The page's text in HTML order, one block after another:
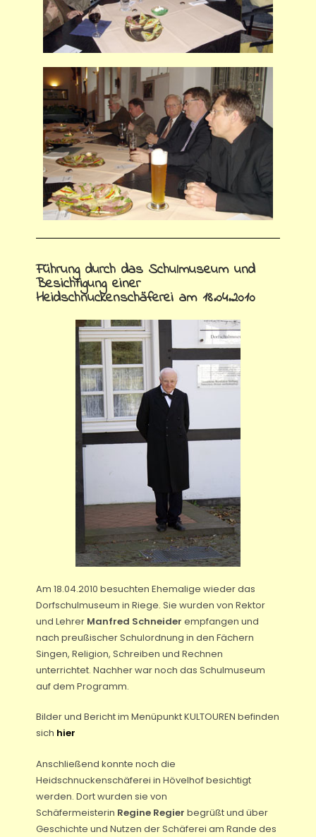
Führung durch das Schulmuseum und
Besichtigung einer
Heidschnuckenschäferei am 18.04.2010
Am 18.04.2010 besuchten Ehemalige wieder das
Dorfschulmuseum in Riege. Sie wurden von Rektor
und Lehrer Manfred Schneider empfangen und
nach preußischer Schulordnung in den Fächern
Singen, Religion, Schreiben und Rechnen
unterrichtet. Nachher war noch das Schulmuseum
auf dem Programm.
Bilder und Bericht im Menüpunkt KULTOUREN befinden
sich hier
Anschließend konnte noch die
Heidschnuckenschäferei in Hövelhof besichtigt
werden. Dort wurden sie von
Schäfermeisterin Regine Regier begrüßt und über
Geschichte und Nutzen der Schäferei am Rande des